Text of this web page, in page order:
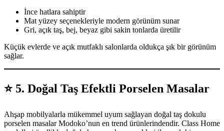
İnce hatlara sahiptir
Mat yüzey seçenekleriyle modern görünüm sunar
Gri, açık taş, bej, beyaz gibi sakin tonlarda üretilir
Küçük evlerde ve açık mutfaklı salonlarda oldukça şık bir görünüm
sağlar.
⭐ 5. Doğal Taş Efektli Porselen Masalar
Ahşap mobilyalarla mükemmel uyum sağlayan doğal taş dokulu
porselen masalar Modoko’nun en trend ürünlerindendir. Class Home